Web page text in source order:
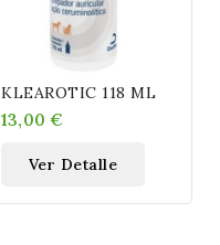
KLEAROTIC 118 ML
13,00 €
Ver Detalle